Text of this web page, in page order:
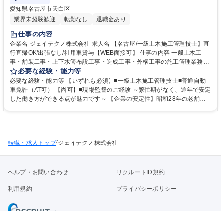
愛知県名古屋市天白区
業界未経験歓迎
転勤なし 退職金あり
仕事の内容
企業名 ジェイテクノ株式会社 求人名 【名古屋/一級土木施工管理技士】直
行直帰OK/出張なし/社用車貸与【WEB面接可】 仕事の内容 一般土木工
事・舗装工事・上下水管布設工事・造成工事・外構工事の施工管理業務を
お任せします。具体的に監督業務、安全管理、品質管理、進行スケジュー
ル管理、原価管理等、ご経験を活かした仕事をお任せします。 ※施工管理
業務のみで、工事作業は発生しません。※変更の範囲：なし 【施工事例】
名古屋市上下水道局（下水道築造工事）/名古屋市緑生土木局（運河橋改築
し/社用車貸与【WEB面接可】
必要な経験・能力等
必要な経験・能力等 【いずれも必須】■一級土木施工管理技士■普通自動
車免許（AT可） 【尚可】■現場監督のご経験 ～繁忙期がなく、通年で安定
した働き方ができる点が魅力です～ 【企業の安定性】昭和28年の老舗企
で幅広い世代の方が在籍中◎中途入社の方も全体の1/3程いらっしゃいま
転職・求人トップ/ジェイテクノ株式会社
ヘルプ・お問い合わせ リクルートID規約
利用規約 プライバシーポリシー